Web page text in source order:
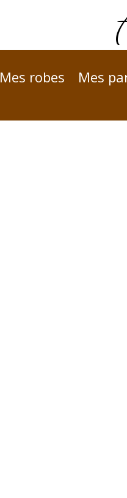
Mes robes Mes